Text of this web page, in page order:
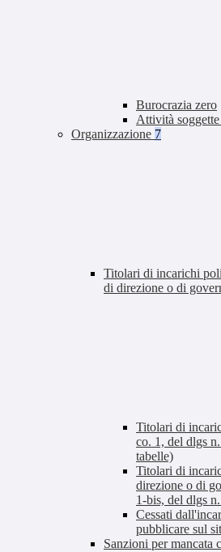
Burocrazia zero
Attività
Organizzazione 7
Titolari di incarichi
di direzione o di
Titolari di
co. 1, del dlgs
tabelle)
Titolari di
direzione o di
1-bis, del dlgs
Cessati
pubblicare sul
Sanzioni per mancata